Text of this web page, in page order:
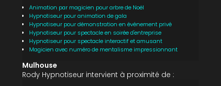
Animation par magicien pour arbre de Noël
Hypnotiseur pour animation de gala
Hypnotiseur pour démonstration en événement privé
Hypnotiseur pour spectacle en soirée d'entreprise
Hypnotiseur pour spectacle interactif et amusant
Magicien avec numéro de mentalisme impressionnant
Mulhouse
Rody Hypnotiseur intervient à proximité de :